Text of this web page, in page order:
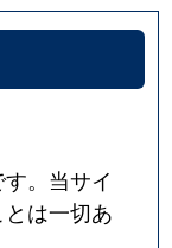
。当サイ
は一切あ